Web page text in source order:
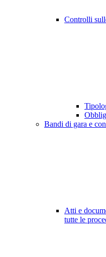
Controlli
Bandi di gara e
Atti e
tutte le